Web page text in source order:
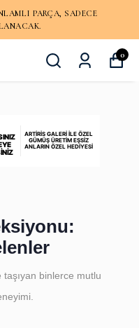
PARÇA, SADECE
0
ARTIRIS GALERI İLE ÖZEL
GÜMÜŞ ÜRETIM EŞSIZ
ANLARIN ÖZEL HEDIYESI
binlerce mutlu